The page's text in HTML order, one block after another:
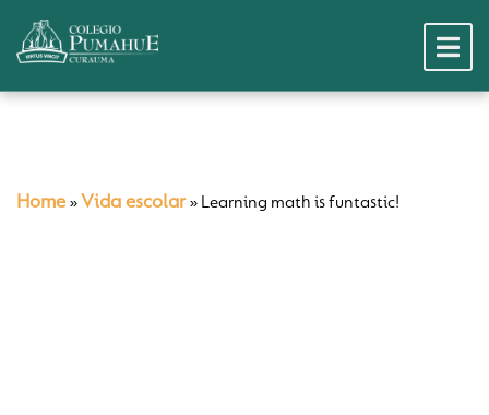
Home » Vida escolar» Learning math is funtastic!